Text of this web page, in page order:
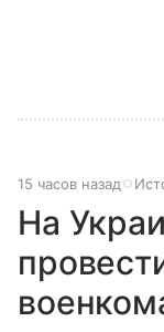
15 часов назад
На